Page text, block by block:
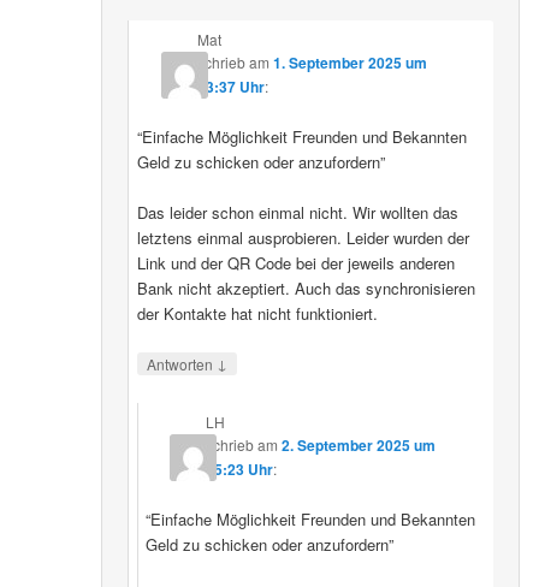
Mat
schriebam 1. September 2025 um
23:37 Uhr:
“Einfache Möglichkeit Freunden und Bekannten
Geld zu schicken oder anzufordern”
Das leider schon einmal nicht. Wir wollten das
letztens einmal ausprobieren. Leider wurden der
Link und der QR Code bei der jeweils anderen
Bank nicht akzeptiert. Auch das synchronisieren
der Kontakte hat nicht funktioniert.
Antworten ↓
LH
schriebam2. September 2025 um
15:23 Uhr:
“Einfache Möglichkeit Freunden und Bekannten
Geld zu schicken oder anzufordern”